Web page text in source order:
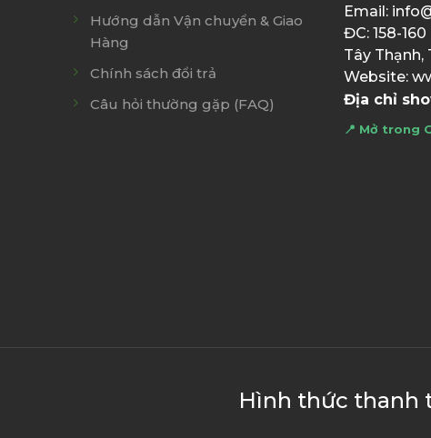
Hướng dẫn Vận chuyển & Giao
Hàng
Chính sách đổi trả
Câu hỏi thường gặp (FAQ)
Email:
ĐC: 158-
Tây Thạnh,
Website:
Địa chỉ
📍 Mở trong
Hình thức thanh